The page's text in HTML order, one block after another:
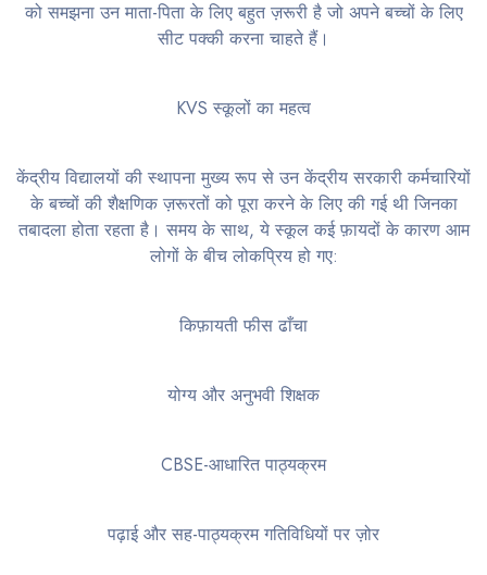
को समझना उन माता-पिता के लिए बहुत ज़रूरी है जो अपने बच्चों के लिए
सीट पक्की करना चाहते हैं।
KVS स्कूलों का महत्व
केंद्रीय विद्यालयों की स्थापना मुख्य रूप से उन केंद्रीय सरकारी कर्मचारियों
के बच्चों की शैक्षणिक ज़रूरतों को पूरा करने के लिए की गई थी जिनका
तबादला होता रहता है। समय के साथ, ये स्कूल कई फ़ायदों के कारण आम
लोगों के बीच लोकप्रिय हो गए:
किफ़ायती फीस ढाँचा
योग्य और अनुभवी शिक्षक
CBSE-आधारित पाठ्यक्रम
पढ़ाई और सह-पाठ्यक्रम गतिविधियों पर ज़ोर